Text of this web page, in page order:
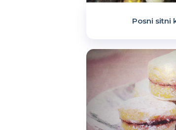
Posni sitni